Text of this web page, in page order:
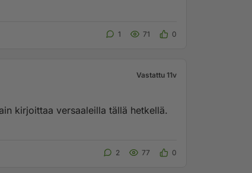
1 71 0
Vastattu 11v
kirjoittaa versaaleilla tällä hetkellä.
2 77 0